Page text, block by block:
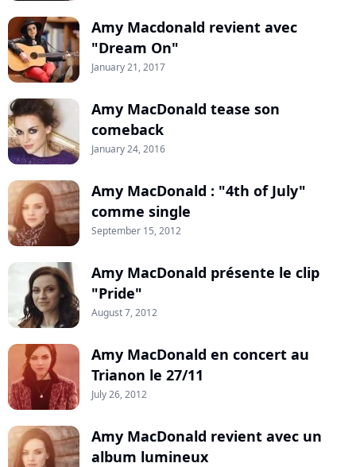
Amy Macdonald revient avec
"Dream On"
January 21, 2017
Amy MacDonald tease son
comeback
January 24, 2016
Amy MacDonald : "4th of July"
comme single
September 15, 2012
Amy MacDonald présente le clip
"Pride"
August 7, 2012
Amy MacDonald en concert au
Trianon le 27/11
July 26, 2012
Amy MacDonald revient avec un
album lumineux